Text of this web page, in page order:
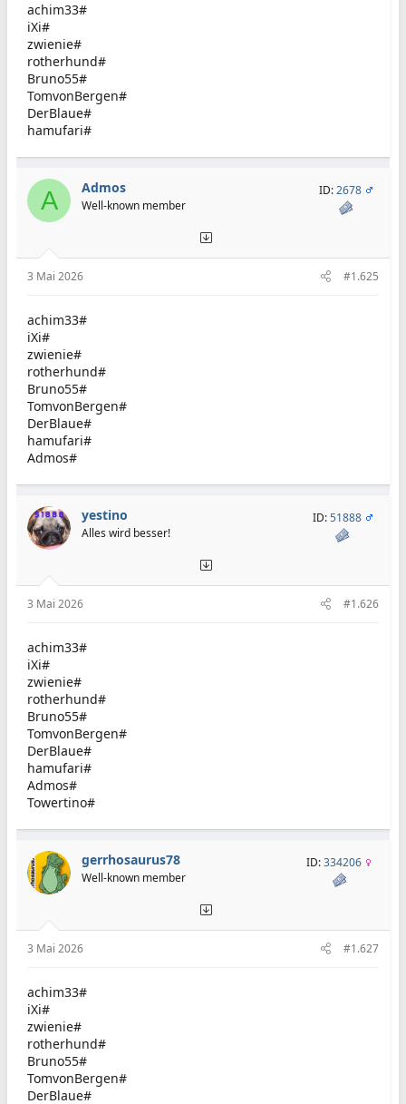
achim33#
iXi#
zwienie#
rotherhund#
Bruno55#
TomvonBergen#
DerBlaue#
hamufari#
A Admos
Well-known member
ID:2678
3 Mai 2026 #1.625
achim33#
iXi#
zwienie#
rotherhund#
Bruno55#
TomvonBergen#
DerBlaue#
hamufari#
Admos#
yestino
Alles wird besser!
ID:51888
3 Mai 2026 #1.626
achim33#
iXi#
zwienie#
rotherhund#
Bruno55#
TomvonBergen#
DerBlaue#
hamufari#
Admos#
Towertino#
gerrhosaurus78
Well-known member
ID:334206
3 Mai 2026 #1.627
achim33#
iXi#
zwienie#
rotherhund#
Bruno55#
TomvonBergen#
DerBlaue#